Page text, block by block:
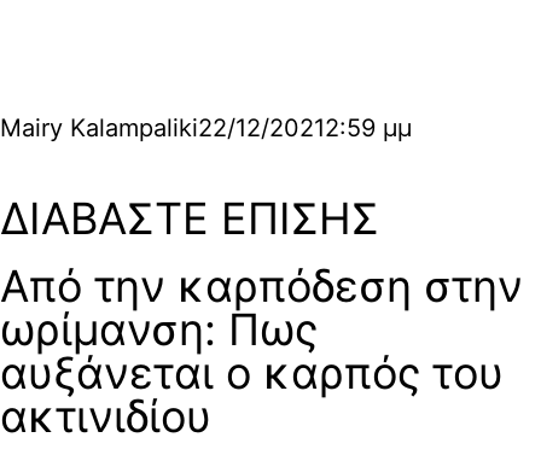
Mairy Kalampaliki22/12/20212:59 μμ
ΔΙΑΒΑΣΤΕ ΕΠΙΣΗΣ
Από την καρπόδεση στην
ωρίμανση: Πως
αυξάνεται ο καρπός του
ακτινιδίου